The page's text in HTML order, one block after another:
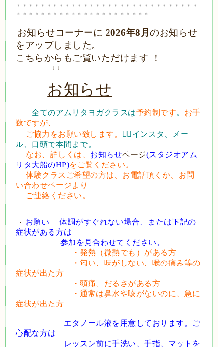
＊＊＊＊＊＊＊＊＊＊＊＊＊＊＊＊＊＊＊＊＊＊＊＊＊＊＊＊＊＊
＊＊＊＊＊＊＊＊＊＊＊＊＊＊＊＊＊＊＊＊＊＊
お知らせコーナーに 2026年8 月のお知らせ
をアップしました。
こちらからもご覧いただけます ！
↓ ↓
お知らせ
全てのアムリタヨガクラスは予約制です。 お手
数ですが、
ご協力をお願い致します。
🙇‍♀️インスタ、メー
ル、口頭で本間まで。
なお、詳しくは、 お知らせページ(スタジオアム
リタ大船のHP)をご覧ください。
体験クラスご希望の方は、お電話頂くか、お問
い合わせページより
ご連絡ください。
・ お願い 体調がすぐれない場合、または下記の
症状がある方は
参加を見合わせてください。
・発熱（微熱でも）がある方
・匂い、味がしない、喉の痛み等の
症状が出た方
・頭痛、だるさがある方
・通常は鼻水や咳がないのに、急に
症状が出た方
エタノール液を用意しております。ご
心配な方は
レッスン前に手洗い、手指、マットを